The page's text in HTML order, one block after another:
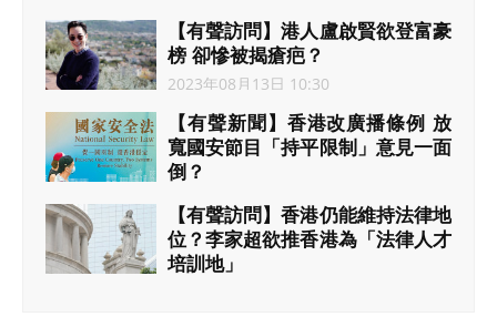
2023年09月15日 15:36
【有聲訪問】港人盧啟賢欲登富豪
榜 卻慘被揭瘡疤？
2023年08月13日 10:30
【有聲新聞】香港改廣播條例 放
寬國安節目「持平限制」意見一面
倒？
2023年07月21日 17:01
【有聲訪問】香港仍能維持法律地
位？李家超欲推香港為「法律人才
培訓地」